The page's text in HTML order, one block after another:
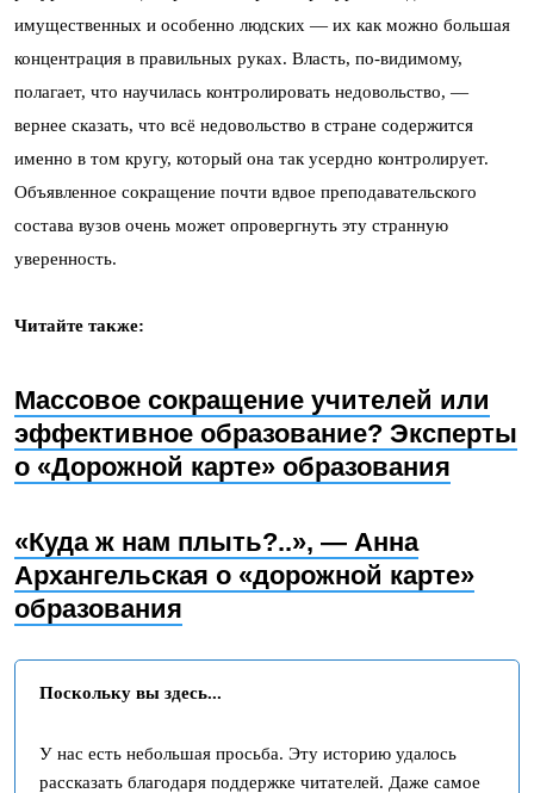
имущественных и особенно людских — их как можно большая
концентрация в правильных руках. Власть, по-видимому,
полагает, что научилась контролировать недовольство, —
вернее сказать, что всё недовольство в стране содержится
именно в том кругу, который она так усердно контролирует.
Объявленное сокращение почти вдвое преподавательского
состава вузов очень может опровергнуть эту странную
уверенность.
Читайте также:
Массовое сокращение учителей или
эффективное образование? Эксперты
о «Дорожной карте» образования
«Куда ж нам плыть?..», — Анна
Архангельская о «дорожной карте»
образования
Поскольку вы здесь...
У нас есть небольшая просьба. Эту историю удалось
рассказать благодаря поддержке читателей. Даже самое